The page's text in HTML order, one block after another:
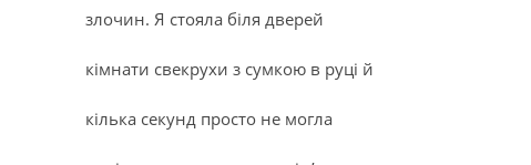
злочин. Я стояла біля дверей
кімнати свекрухи з сумкою в руці й
кілька секунд просто не могла